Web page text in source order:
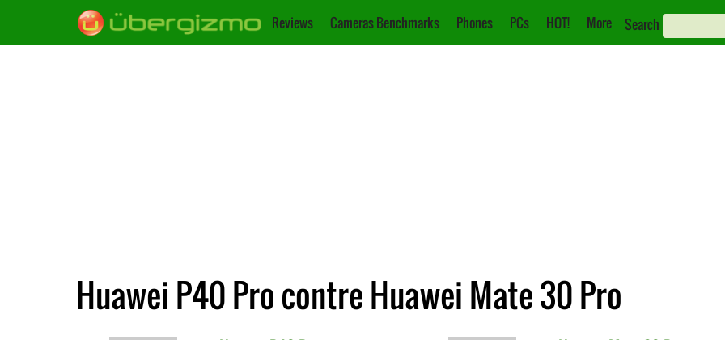
Reviews Cameras Benchmarks Phones PCs HOT! More Search
Huawei P40 Pro contre Huawei Mate 30 Pro